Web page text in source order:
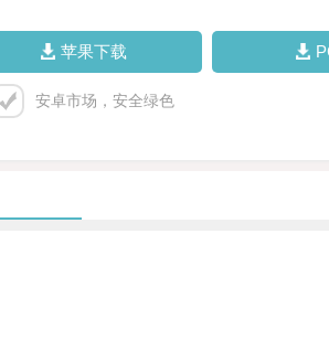
苹果下载
安卓市场，安全绿色